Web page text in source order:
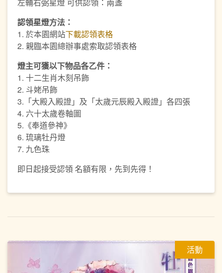
認領星燈方法：
1. 於本園網站下載認領表格
2. 親臨本園總辦事處索取認領表格
燈主可獲以下物品各乙件：
1. 十二生肖木刻吊飾
2. 斗姥吊飾
3.「大殿入殿證」及「太歲元辰殿入殿證」各四張
4. 六十太歲卷軸圖
5.《奉道參神》
6. 琉璃牡丹燈
7. 九色珠
即日起接受認領 名額有限，先到先得！
活動